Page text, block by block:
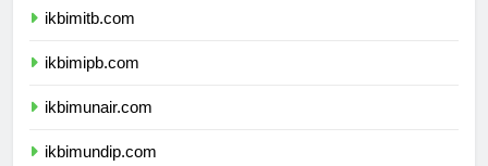
ikbimitb.com
ikbimipb.com
ikbimunair.com
ikbimundip.com